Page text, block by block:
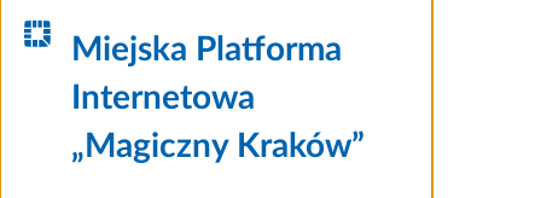
Miejska Platforma
Internetowa
„Magiczny Kraków”